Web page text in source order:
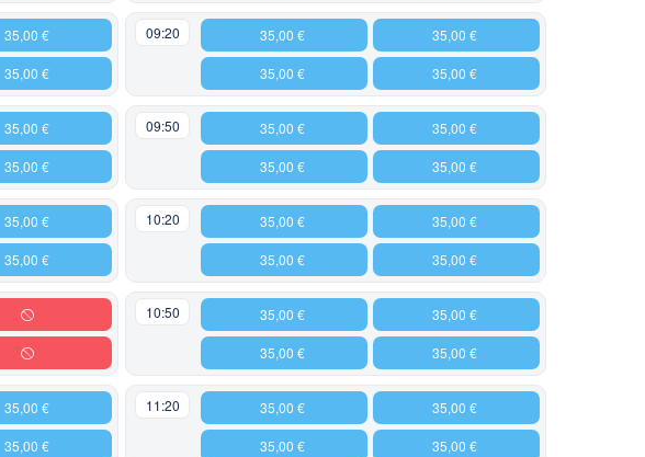
35,00 €
35,00 €
09:20 35,00 €
35,00 €
35,00 €
35,00 €
35,00 €
35,00 €
09:50 35,00 €
35,00 €
35,00 €
35,00 €
35,00 €
35,00 €
10:20 35,00 €
35,00 €
35,00 €
35,00 €
10:50 35,00 €
35,00 €
35,00 €
35,00 €
35,00 €
35,00 €
11:20 35,00 €
35,00 €
35,00 €
35,00 €